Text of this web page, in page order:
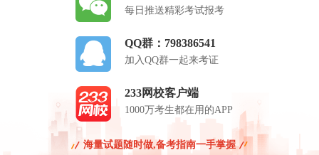
每日推送精彩考试报考
QQ群：798386541
加入QQ群一起来考证
233网校客户端
1000万考生都在用的APP
海量试题随时做,备考指南一手掌握